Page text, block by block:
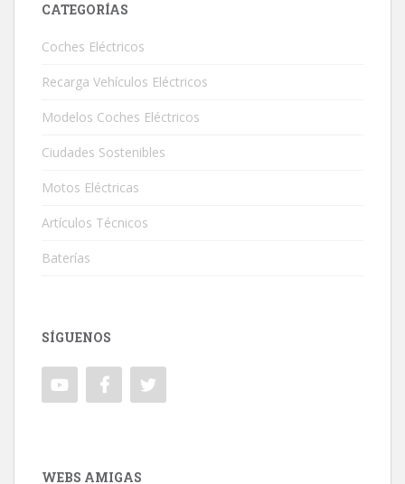
CATEGORÍAS
Coches Eléctricos
Recarga Vehículos Eléctricos
Modelos Coches Eléctricos
Ciudades Sostenibles
Motos Eléctricas
Artículos Técnicos
Baterías
SÍGUENOS
WEBS AMIGAS